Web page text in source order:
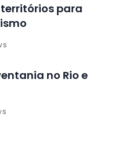
para
no Rio e